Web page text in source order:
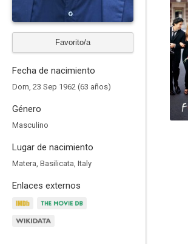
Favorito/a
Fecha de nacimiento
Dom, 23 Sep 1962 (63 años)
Género
Masculino
Lugar de nacimiento
Matera, Basilicata, Italy
Enlaces externos